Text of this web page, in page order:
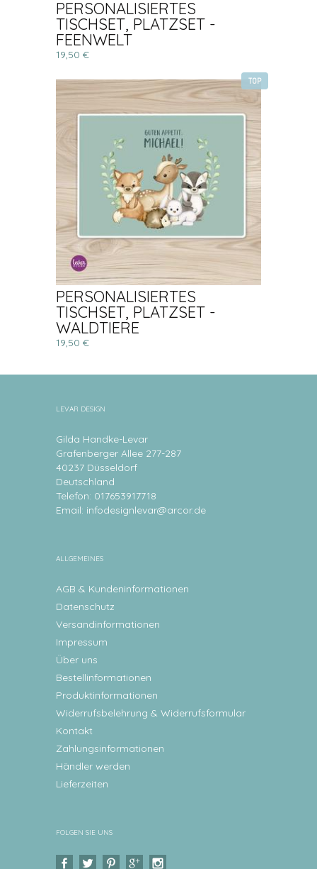
PERSONALISIERTES
TISCHSET, PLATZSET -
FEENWELT
19,50 €
TOP
PERSONALISIERTES
TISCHSET, PLATZSET -
WALDTIERE
19,50 €
LEVAR DESIGN
Gilda Handke-Levar
Grafenberger Allee 277-287
40237 Düsseldorf
Deutschland
Telefon: 017653917718
Email: infodesignlevar@arcor.de
ALLGEMEINES
AGB & Kundeninformationen
Datenschutz
Versandinformationen
Impressum
Über uns
Bestellinformationen
Produktinformationen
Widerrufsbelehrung & Widerrufsformular
Kontakt
Zahlungsinformationen
Händler werden
Lieferzeiten
FOLGEN SIE UNS